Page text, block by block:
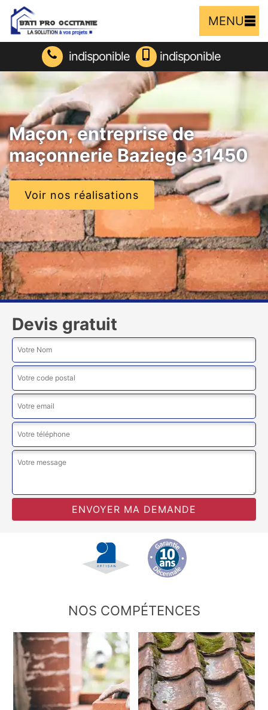
MENU
indisponible indisponible
Maçon, entreprise de
maçonnerie Baziege 31450
Voir nos réalisations
Devis gratuit
NOS COMPÉTENCES